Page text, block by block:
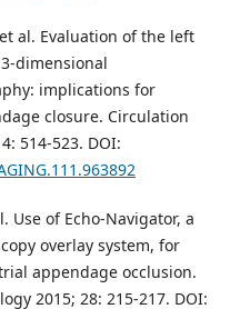
al. Evaluation of the left
dimensional
implications for
closure. Circulation
514-523. DOI:
Use of Echo-Navigator, a
overlay system, for
appendage occlusion.
2015; 28: 215-217. DOI: